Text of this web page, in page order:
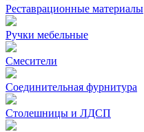
Реставрационные материалы
Ручки мебельные
Смесители
Соединительная фурнитура
Столешницы и ЛДСП